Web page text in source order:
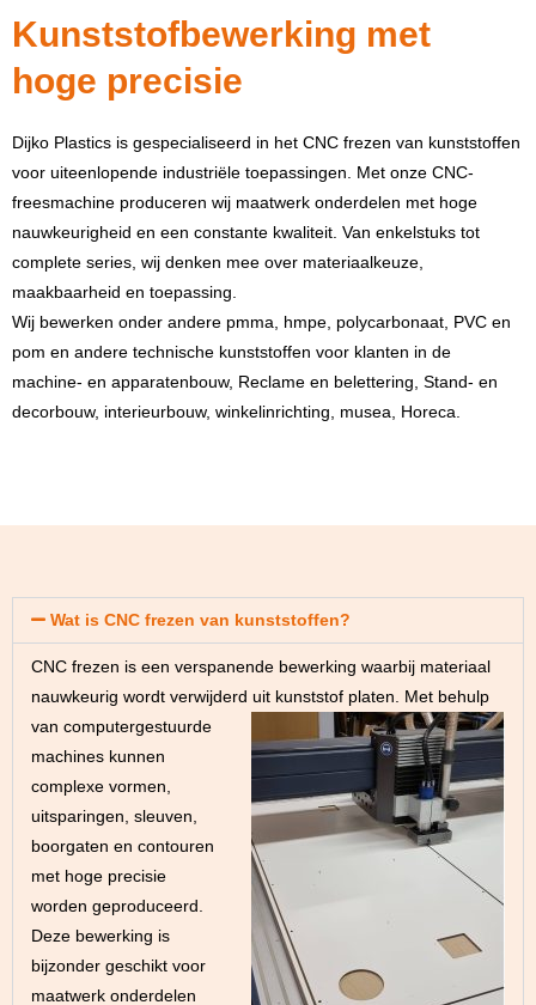
Kunststofbewerking met
hoge precisie
Dijko Plastics is gespecialiseerd in het CNC frezen van kunststoffen
voor uiteenlopende industriële toepassingen. Met onze CNC-
freesmachine produceren wij maatwerk onderdelen met hoge
nauwkeurigheid en een constante kwaliteit. Van enkelstuks tot
complete series, wij denken mee over materiaalkeuze,
maakbaarheid en toepassing.
Wij bewerken onder andere pmma, hmpe, polycarbonaat, PVC en
pom en andere technische kunststoffen voor klanten in de
machine- en apparatenbouw, Reclame en belettering, Stand- en
decorbouw, interieurbouw, winkelinrichting, musea, Horeca.
Wat is CNC frezen van kunststoffen?
CNC frezen is een verspanende bewerking waarbij materiaal
nauwkeurig wordt verwijderd uit kunststof platen. Met behulp
van computergestuurde
machines kunnen
complexe vormen,
uitsparingen, sleuven,
boorgaten en contouren
met hoge precisie
worden geproduceerd.
Deze bewerking is
bijzonder geschikt voor
maatwerk onderdelen